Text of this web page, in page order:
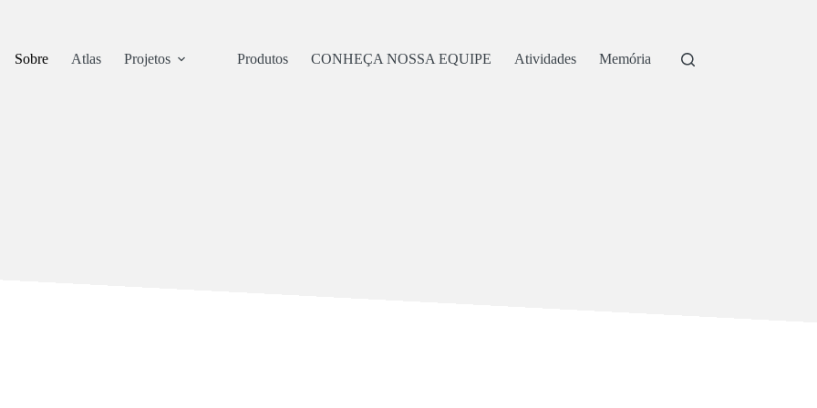
Sobre Atlas Projetos Produtos CONHEÇA NOSSA EQUIPE Atividades Memória